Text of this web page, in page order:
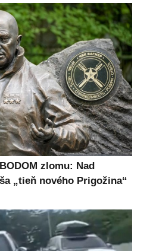
zlomu: Nad
„tieň nového Prigožina“